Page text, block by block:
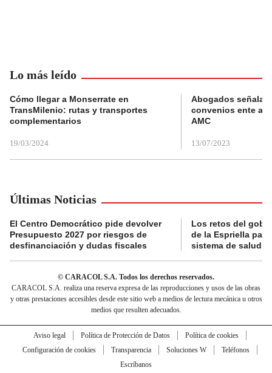
Lo más leído
Cómo llegar a Monserrate en
TransMilenio: rutas y transportes
complementarios
19/03/2024
Abogados
convenios ente
AMC
13/07/2023
Últimas Noticias
El Centro Democrático pide devolver
Presupuesto 2027 por riesgos de
desfinanciación y dudas fiscales
Los retos del
de la Espriella
sistema de salud
© CARACOL S.A. Todos los derechos reservados.
CARACOL S.A. realiza una reserva expresa de las reproducciones y usos de las obras
y otras prestaciones accesibles desde este sitio web a medios de lectura mecánica u otros
medios que resulten adecuados.
Aviso legal Política de Protección de Datos
Política de cookies
Configuración de cookies
Transparencia Soluciones W
Teléfonos
Escríbanos